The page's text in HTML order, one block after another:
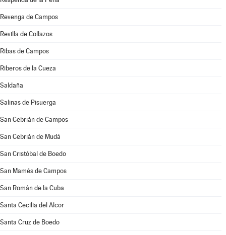
Revenga de Campos
Revilla de Collazos
Ribas de Campos
Riberos de la Cueza
Saldaña
Salinas de Pisuerga
San Cebrián de Campos
San Cebrián de Mudá
San Cristóbal de Boedo
San Mamés de Campos
San Román de la Cuba
Santa Cecilia del Alcor
Santa Cruz de Boedo